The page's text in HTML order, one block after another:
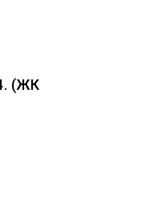
(ЖК